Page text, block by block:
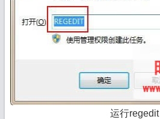
运行regedit